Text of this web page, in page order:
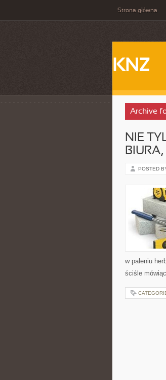
Strona główna
KNZ
Archive
NIE
POSTED
w paleniu
ściśle